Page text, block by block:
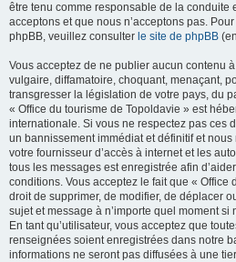
être tenu comme responsable de la conduite
acceptons et que nous n’acceptons pas.
phpBB, veuillez consulter le site de phpBB
Vous acceptez de ne publier aucun contenu
vulgaire, diffamatoire, choquant, menaçant,
transgresser la législation de votre pays, du
« Office du tourisme de Topoldavie » est
internationale. Si vous ne respectez pas ces
un bannissement immédiat et définitif et
votre fournisseur d’accès à internet et les
tous les messages est enregistrée afin
conditions. Vous acceptez le fait que « Office
droit de supprimer, de modifier, de déplacer
sujet et message à n’importe quel moment
En tant qu’utilisateur, vous acceptez que
renseignées soient enregistrées dans notre
informations ne seront pas diffusées à une